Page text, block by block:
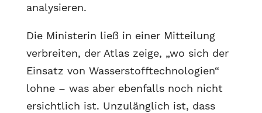
analysieren.
Die Ministerin ließ in einer Mitteilung
verbreiten, der Atlas zeige, „wo sich der
Einsatz von Wasserstofftechnologien“
lohne – was aber ebenfalls noch nicht
ersichtlich ist. Unzulänglich ist, dass